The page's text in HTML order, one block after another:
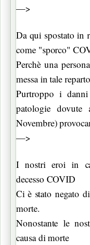
—>
Da qui spostato in
come "sporco"
Perchè una
messa in tale
Purtroppo i
patologie
Novembre)
—>
I nostri eroi in
decesso COVID
Ci è stato negato
morte.
Nonostante le
causa di morte